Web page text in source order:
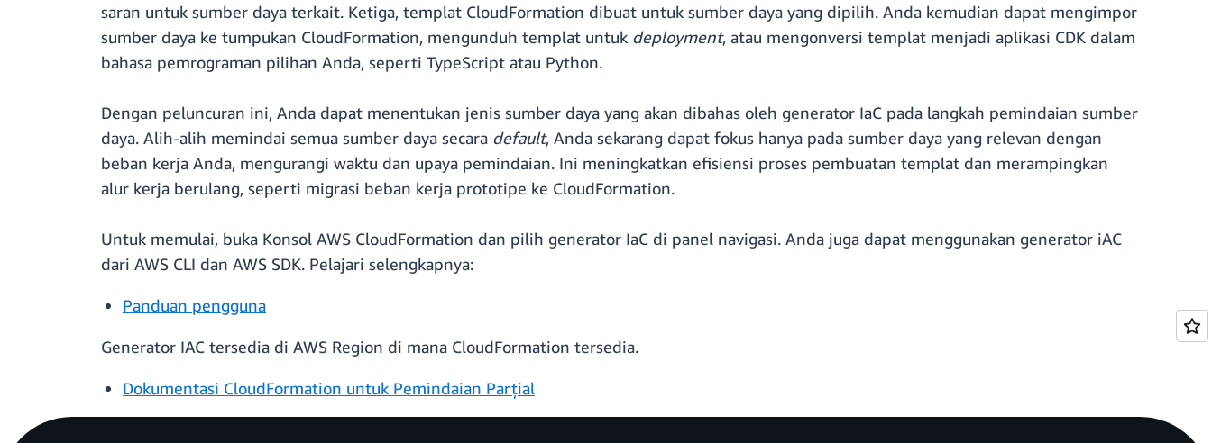
saran untuk sumber daya terkait. Ketiga, templat CloudFormation dibuat untuk sumber daya yang dipilih. Anda kemudian dapat mengimpor
sumber daya ke tumpukan CloudFormation, mengunduh templat untuk deployment, atau mengonversi templat menjadi aplikasi CDK dalam
bahasa pemrograman pilihan Anda, seperti TypeScript atau Python.
Dengan peluncuran ini, Anda dapat menentukan jenis sumber daya yang akan dibahas oleh generator IaC pada langkah pemindaian sumber
daya. Alih-alih memindai semua sumber daya secara default, Anda sekarang dapat fokus hanya pada sumber daya yang relevan dengan
beban kerja Anda, mengurangi waktu dan upaya pemindaian. Ini meningkatkan efisiensi proses pembuatan templat dan merampingkan
alur kerja berulang, seperti migrasi beban kerja prototipe ke CloudFormation.
Untuk memulai, buka Konsol AWS CloudFormation dan pilih generator IaC di panel navigasi. Anda juga dapat menggunakan generator iAC
dari AWS CLI dan AWS SDK. Pelajari selengkapnya:
Panduan pengguna
Generator IAC tersedia di AWS Region di mana CloudFormation tersedia.
Dokumentasi CloudFormation untuk Pemindaian Parțial